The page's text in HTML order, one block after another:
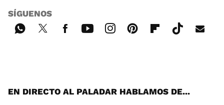
SÍGUENOS
EN DIRECTO AL PALADAR HABLAMOS DE...